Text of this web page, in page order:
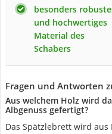
besonders
und hochwertiges
Material des
Schabers
Fragen und Antworten
Aus welchem Holz wird
Albgenuss gefertigt?
Das Spätzlebrett wird